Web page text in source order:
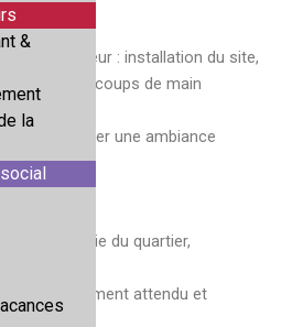
?
de l’intérieur : installation du site,
stands, coups de main
pour créer une ambiance
c’est :
fort de la vie du quartier,
d’un événement attendu et
&
la